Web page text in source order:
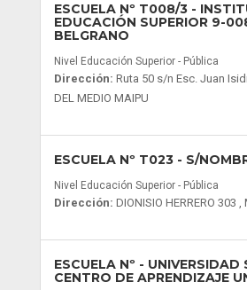
ESCUELA Nº T008/3-
EDUCACIÓN SUPERIOR 9-
BELGRANO
Nivel Educación Superior - Pública
Dirección: Ruta 50 s/n Esc. Juan
DEL MEDIO MAIPU
ESCUELA Nº T023- S/
Nivel Educación Superior - Pública
Dirección: DIONISIO HERRERO 303
ESCUELA Nº - UNIVERSIDAD
CENTRO DE APRENDIZAJE